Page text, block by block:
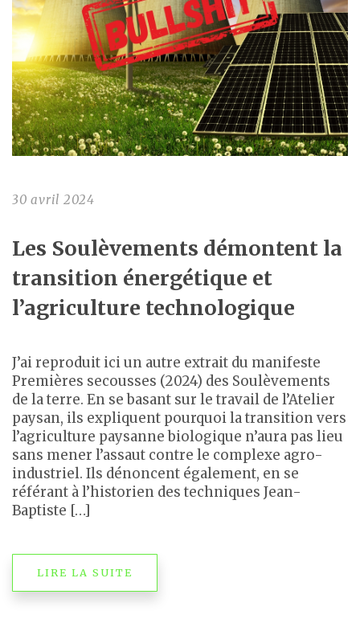
30 avril 2024
Les Soulèvements démontent la
transition énergétique et
l’agriculture technologique
J’ai reproduit ici un autre extrait du manifeste
Premières secousses (2024) des Soulèvements
de la terre. En se basant sur le travail de l’Atelier
paysan, ils expliquent pourquoi la transition vers
l’agriculture paysanne biologique n’aura pas lieu
sans mener l’assaut contre le complexe agro-
industriel. Ils dénoncent également, en se
référant à l’historien des techniques Jean-
Baptiste […]
LIRE LA SUITE